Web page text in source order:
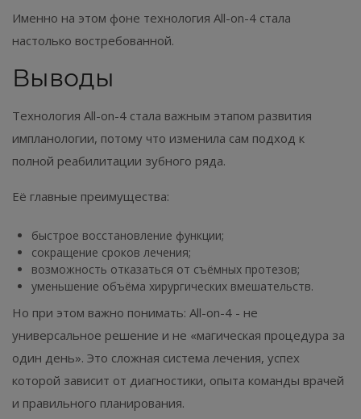
Именно на этом фоне технология All-on-4 стала
настолько востребованной.
Выводы
Технология All-on-4 стала важным этапом развития
импланологии, потому что изменила сам подход к
полной реабилитации зубного ряда.
Её главные преимущества:
быстрое восстановление функции;
сокращение сроков лечения;
возможность отказаться от съёмных протезов;
уменьшение объёма хирургических вмешательств.
Но при этом важно понимать: All-on-4 - не
универсальное решение и не «магическая процедура за
один день». Это сложная система лечения, успех
которой зависит от диагностики, опыта команды врачей
и правильного планирования.